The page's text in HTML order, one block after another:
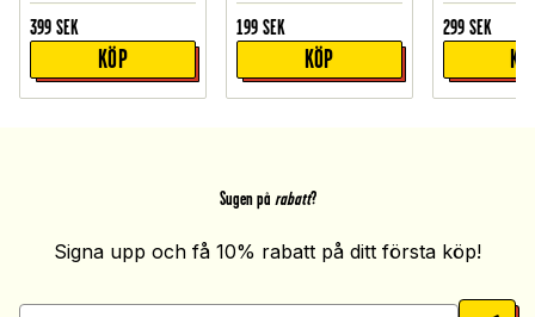
399 SEK
KÖP
199 SEK
KÖP
299 SEK
Sugen på rabatt?
Signa upp och få 10% rabatt på ditt första köp!